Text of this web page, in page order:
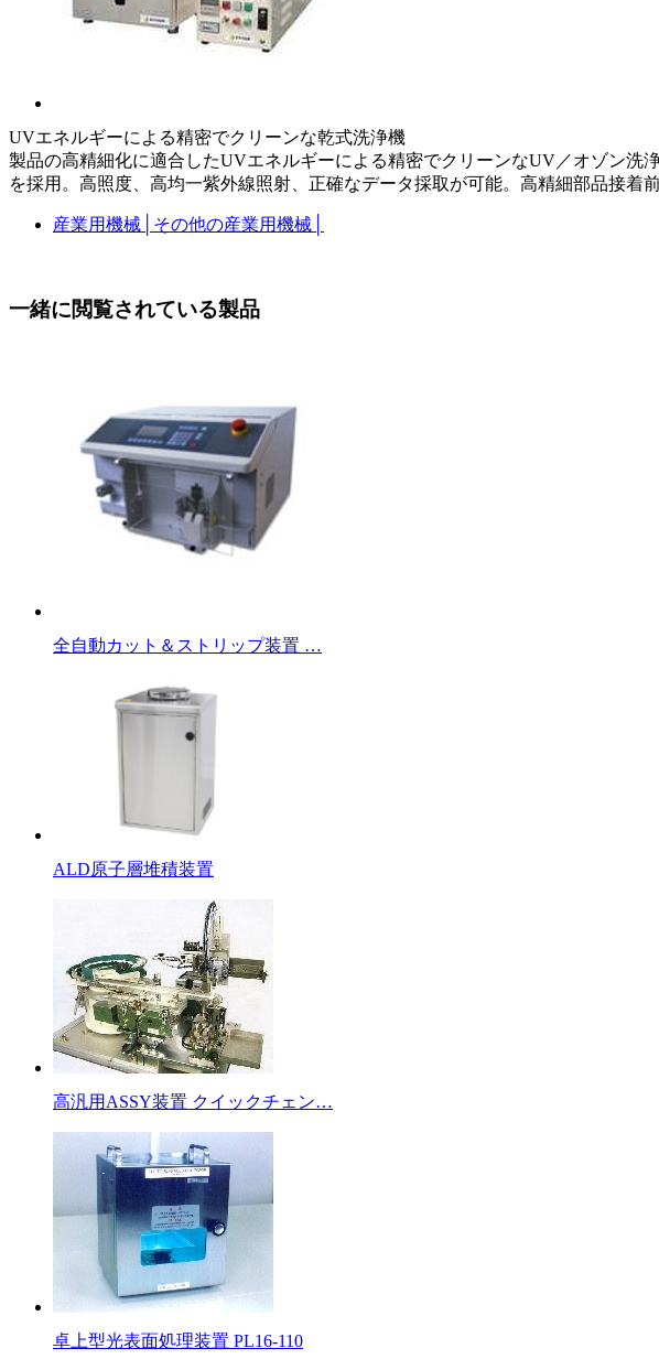
UVエネルギーによる精密でクリーンな乾式洗浄機
製品の高精細化に適合したUVエネルギーによる精密でクリーンなUV／オゾン
を採用。高照度、高均一紫外線照射、正確なデータ採取が可能。高精細部品接着
産業用機械 その他の産業用機械
一緒に閲覧されている製品
全自動カット＆ストリップ装置 …
ALD原子層堆積装置
高汎用ASSY装置 クイックチェン…
卓上型光表面処理装置 PL16-110